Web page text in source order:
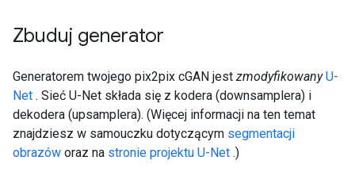
Zbuduj generator
Generatorem twojego pix2pix cGAN jest zmodyfikowany U-
Net . Sieć U-Net składa się z kodera (downsamplera) i
dekodera (upsamplera). (Więcej informacji na ten temat
znajdziesz w samouczku dotyczącym segmentacji
obrazów oraz na stronie projektu U-Net .)